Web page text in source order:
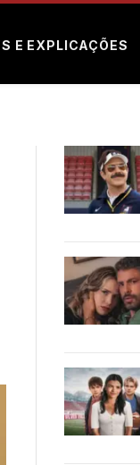
E EXPLICAÇÕES